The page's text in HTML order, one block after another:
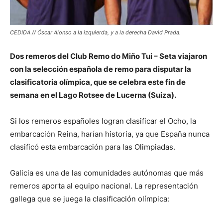
CEDIDA // Óscar Alonso a la izquierda, y a la derecha David Prada.
Dos remeros del Club Remo do Miño Tui – Seta viajaron
con la selección española de remo para disputar la
clasificatoria olímpica, que se celebra este fin de
semana en el Lago Rotsee de Lucerna (Suiza).
Si los remeros españoles logran clasificar el Ocho, la
embarcación Reina, harían historia, ya que España nunca
clasificó esta embarcación para las Olimpiadas.
Galicia es una de las comunidades autónomas que más
remeros aporta al equipo nacional. La representación
gallega que se juega la clasificación olímpica: